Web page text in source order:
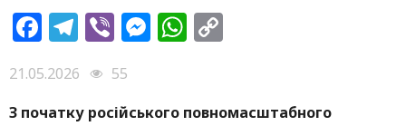
Facebook
Telegram
ViberMessenger
WhatsApp
21.05.2026
55
З початку російського повномасштабного